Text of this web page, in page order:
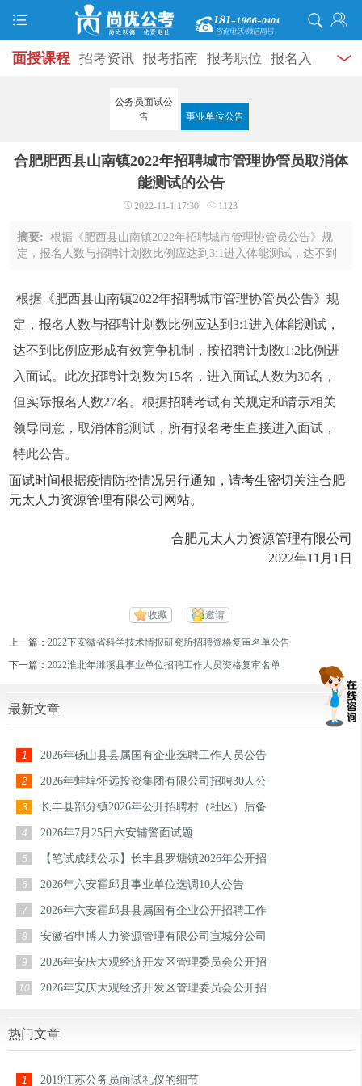
面授课程 招考资讯 报考指南 报考职位 报名入
成绩查询 面试公告
模拟试题 历年真题
政热点 视频课堂 学员风采 名师团队 考试专题
公务员面试公
告
事业单位公告
合肥肥西县山南镇2022年招聘城市管理协管员取消体
能测试的公告
2022-11-1 17:30 1123
摘要:根据《肥西县山南镇2022年招聘城市管理协管员公告》规
定，报名人数与招聘计划数比例应达到3:1进入体能测试，达不到
根据《肥西县山南镇2022年招聘城市管理协管员公告》规
定，报名人数与招聘计划数比例应达到3:1进入体能测试，
达不到比例应形成有效竞争机制，按招聘计划数1:2比例进
入面试。此次招聘计划数为15名，进入面试人数为30名，
但实际报名人数27名。根据招聘考试有关规定和请示相关
领导同意，取消体能测试，所有报名考生直接进入面试，
特此公告。
面试时间根据疫情防控情况另行通知，请考生密切关注合肥
元太人力资源管理有限公司网站。
合肥元太人力资源管理有限公司
2022年11月1日
收藏 邀请
上一篇：2022下安徽省科学技术情报研究所招聘资格复审名单公告
下一篇：2022淮北年濉溪县事业单位招聘工作人员资格复审名单
最新文章
1 2026年砀山县县属国有企业选聘工作人员公告
2 2026年蚌埠怀远投资集团有限公司招聘30人公
3 长丰县部分镇2026年公开招聘村（社区）后备
4 2026年7月25日六安辅警面试题
5 【笔试成绩公示】长丰县罗塘镇2026年公开招
6 2026年六安霍邱县事业单位选调10人公告
7 2026年六安霍邱县县属国有企业公开招聘工作
8 安徽省申博人力资源管理有限公司宣城分公司
9 2026年安庆大观经济开发区管理委员会公开招
10 2026年安庆大观经济开发区管理委员会公开招
热门文章
1 2019江苏公务员面试礼仪的细节